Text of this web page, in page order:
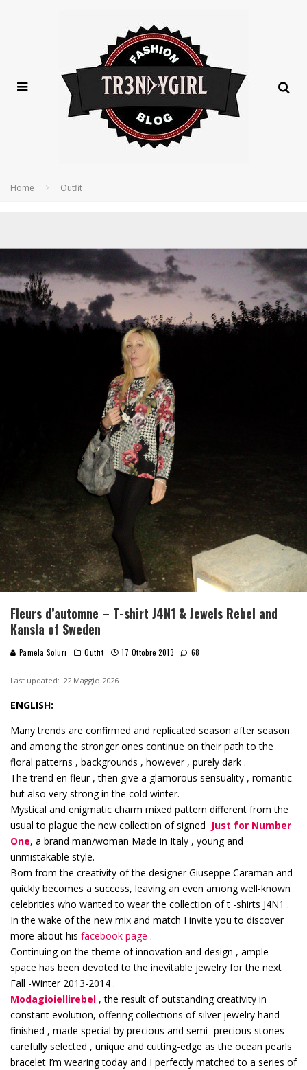
Home Outfit
Fleurs d’automne – T-shirt J4N1 & Jewels Rebel and
Kansla of Sweden
Pamela Soluri Outfit 17 Ottobre 2013 68
Last updated: 22 Maggio 2026
ENGLISH:
Many trends are confirmed and replicated season after season
and among the stronger ones continue on their path to the
floral patterns , backgrounds , however , purely dark .
The trend en fleur , then give a glamorous sensuality , romantic
but also very strong in the cold winter.
Mystical and enigmatic charm mixed pattern different from the
usual to plague the new collection of signed Just for Number
One, a brand man/woman Made in Italy , young and
unmistakable style.
Born from the creativity of the designer Giuseppe Caraman and
quickly becomes a success, leaving an even among well-known
celebrities who wanted to wear the collection of t -shirts J4N1 .
In the wake of the new mix and match I invite you to discover
more about his facebook page .
Continuing on the theme of innovation and design , ample
space has been devoted to the inevitable jewelry for the next
Fall -Winter 2013-2014 .
Modagioiellirebel , the result of outstanding creativity in
constant evolution, offering collections of silver jewelry hand-
finished , made special by precious and semi -precious stones
carefully selected , unique and cutting-edge as the ocean pearls
bracelet I’m wearing today and I perfectly matched to a series of